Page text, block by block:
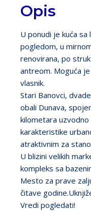
Opis
U ponudi je kuća
pogledom, u
renovirana, po
antreom. Moguća
vlasnik.
Stari Banovci,
obali Dunava,
kilometara
karakteristike
atraktivnim za
U blizini velikih
kompleks sa
Mesto za prave
čitave
Vredi pogledati!